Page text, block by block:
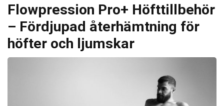
Flowpression Pro+ Höfttillbehör
– Fördjupad återhämtning för
höfter och ljumskar